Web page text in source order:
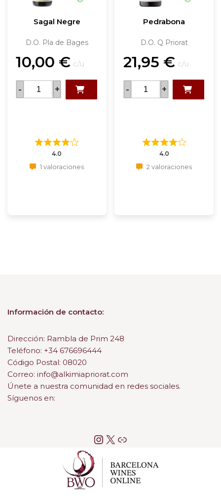
Sagal Negre
D.O. Pla de Bages
10,00 € c/u
- +
4.0
1 valoraciones
Pedrabona
D.O. Q Priorat
21,95 € c/u
- +
4.0
2 valoraciones
Información de contacto:
Dirección: Rambla de Prim 248
Teléfono: +34 676696444
Código Postal: 08020
Correo: info@alkimiapriorat.com
Únete a nuestra comunidad en redes sociales.
Síguenos en: